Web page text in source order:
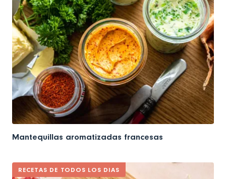
Mantequillas aromatizadas francesas
RECETAS DE TODOS LOS DIAS